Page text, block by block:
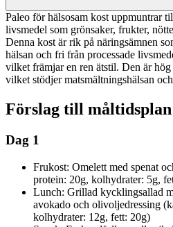
Paleo för hälsosam kost uppmuntrar
livsmedel som grönsaker, frukter,
Denna kost är rik på näringsämnen
hälsan och fri från processade
vilket främjar en ren ätstil. Den är
vilket stödjer matsmältningshälsan
Förslag till måltidsplan
Dag 1
Frukost: Omelett med spenat
protein: 20g, kolhydrater: 5g,
Lunch: Grillad kycklingsallad
avokado och olivoljedressing
kolhydrater: 12g, fett: 20g)